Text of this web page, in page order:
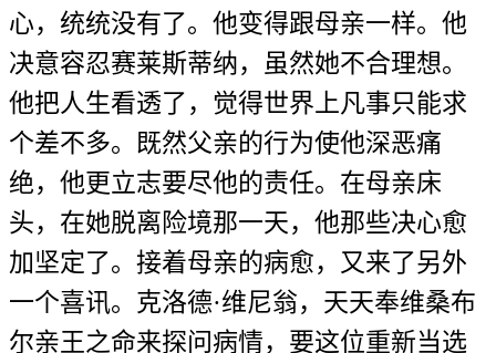
心，统统没有了。他变得跟母亲一样。他
决意容忍赛莱斯蒂纳，虽然她不合理想。
他把人生看透了，觉得世界上凡事只能求
个差不多。既然父亲的行为使他深恶痛
绝，他更立志要尽他的责任。在母亲床
头，在她脱离险境那一天，他那些决心愈
加坚定了。接着母亲的病愈，又来了另外
一个喜讯。克洛德·维尼翁，天天奉维桑布
尔亲王之命来探问病情，要这位重新当选